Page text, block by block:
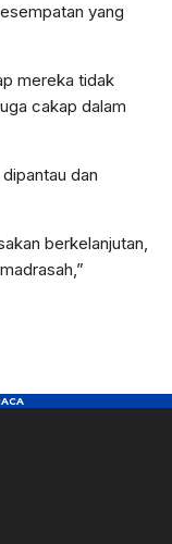
yang
mereka tidak
cakap dalam
dan
berkelanjutan,